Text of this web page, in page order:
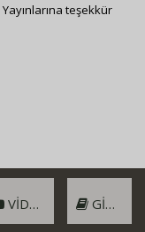
VIDEO GIRIŞ
teşekkür